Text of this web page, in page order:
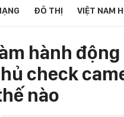
ĐÔ THỊ VIỆT NAM
hành
check
nào